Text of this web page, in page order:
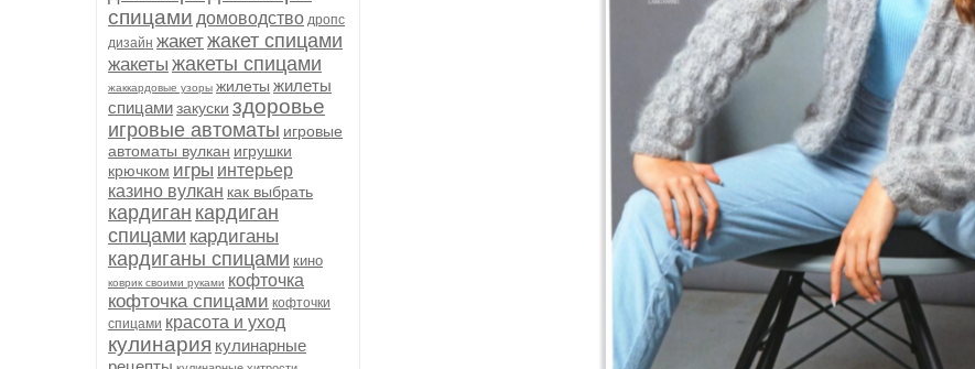
спицами домоводство дропс
дизайн жакетжакет спицами
жакеты жакеты спицами
жаккардовые узоры жилеты жилеты
спицамизакуски здоровье
игровые автоматы игровые
автоматы вулкан игрушки
крючком игры интерьер
казино вулкан как выбрать
кардиган кардиган
спицами кардиганы
кардиганы спицами кино
коврик своими руками кофточка
кофточка спицами кофточки
спицами красота и уход
кулинария кулинарные